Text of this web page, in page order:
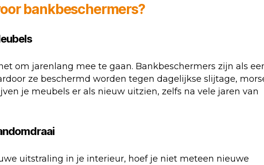
bankbeschermers?
om jarenlang mee te gaan. Bankbeschermers zijn als
ze beschermd worden tegen dagelijkse slijtage,
je meubels er als nieuw uitzien, zelfs na vele jaren van
uitstraling in je interieur, hoef je niet meteen nieuwe